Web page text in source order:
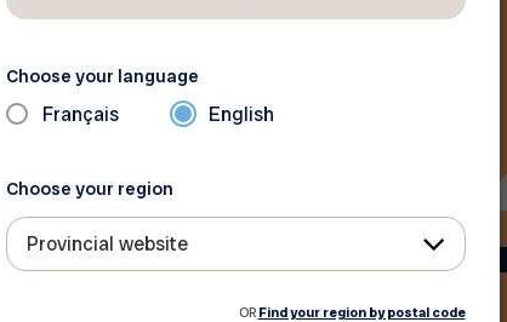
Choose your language
Français English
Choose your region
Provincial website
OR Find your region by postal code